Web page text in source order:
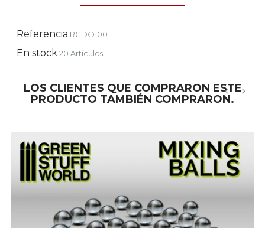
Referencia RGDO100
En stock20 Artículos
LOS CLIENTES QUE COMPRARON ESTE
PRODUCTO TAMBIÉN COMPRARON.